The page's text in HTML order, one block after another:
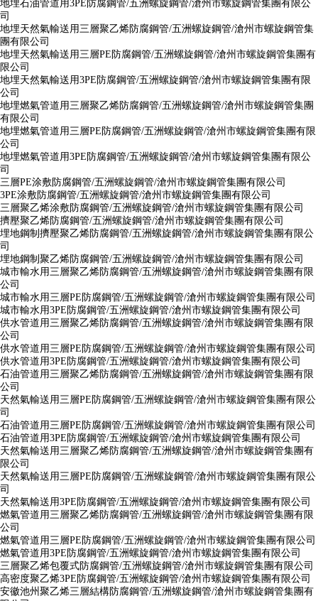
地埋石油管道用3PE防腐鋼管/五洲螺旋鋼管/滄州市螺旋鋼管集團有限公
司
地埋天然氣輸送用三層聚乙烯防腐鋼管/五洲螺旋鋼管/滄州市螺旋鋼管集
團有限公司
地埋天然氣輸送用三層PE防腐鋼管/五洲螺旋鋼管/滄州市螺旋鋼管集團有
限公司
地埋天然氣輸送用3PE防腐鋼管/五洲螺旋鋼管/滄州市螺旋鋼管集團有限
公司
地埋燃氣管道用三層聚乙烯防腐鋼管/五洲螺旋鋼管/滄州市螺旋鋼管集團
有限公司
地埋燃氣管道用三層PE防腐鋼管/五洲螺旋鋼管/滄州市螺旋鋼管集團有限
公司
地埋燃氣管道用3PE防腐鋼管/五洲螺旋鋼管/滄州市螺旋鋼管集團有限公
司
三層PE涂敷防腐鋼管/五洲螺旋鋼管/滄州市螺旋鋼管集團有限公司
3PE涂敷防腐鋼管/五洲螺旋鋼管/滄州市螺旋鋼管集團有限公司
三層聚乙烯涂敷防腐鋼管/五洲螺旋鋼管/滄州市螺旋鋼管集團有限公司
擠壓聚乙烯防腐鋼管/五洲螺旋鋼管/滄州市螺旋鋼管集團有限公司
埋地鋼制擠壓聚乙烯防腐鋼管/五洲螺旋鋼管/滄州市螺旋鋼管集團有限公
司
埋地鋼制聚乙烯防腐鋼管/五洲螺旋鋼管/滄州市螺旋鋼管集團有限公司
城市輸水用三層聚乙烯防腐鋼管/五洲螺旋鋼管/滄州市螺旋鋼管集團有限
公司
城市輸水用三層PE防腐鋼管/五洲螺旋鋼管/滄州市螺旋鋼管集團有限公司
城市輸水用3PE防腐鋼管/五洲螺旋鋼管/滄州市螺旋鋼管集團有限公司
供水管道用三層聚乙烯防腐鋼管/五洲螺旋鋼管/滄州市螺旋鋼管集團有限
公司
供水管道用三層PE防腐鋼管/五洲螺旋鋼管/滄州市螺旋鋼管集團有限公司
供水管道用3PE防腐鋼管/五洲螺旋鋼管/滄州市螺旋鋼管集團有限公司
石油管道用三層聚乙烯防腐鋼管/五洲螺旋鋼管/滄州市螺旋鋼管集團有限
公司
天然氣輸送用三層PE防腐鋼管/五洲螺旋鋼管/滄州市螺旋鋼管集團有限公
司
石油管道用三層PE防腐鋼管/五洲螺旋鋼管/滄州市螺旋鋼管集團有限公司
石油管道用3PE防腐鋼管/五洲螺旋鋼管/滄州市螺旋鋼管集團有限公司
天然氣輸送用三層聚乙烯防腐鋼管/五洲螺旋鋼管/滄州市螺旋鋼管集團有
限公司
天然氣輸送用三層PE防腐鋼管/五洲螺旋鋼管/滄州市螺旋鋼管集團有限公
司
天然氣輸送用3PE防腐鋼管/五洲螺旋鋼管/滄州市螺旋鋼管集團有限公司
燃氣管道用三層聚乙烯防腐鋼管/五洲螺旋鋼管/滄州市螺旋鋼管集團有限
公司
燃氣管道用三層PE防腐鋼管/五洲螺旋鋼管/滄州市螺旋鋼管集團有限公司
燃氣管道用3PE防腐鋼管/五洲螺旋鋼管/滄州市螺旋鋼管集團有限公司
三層聚乙烯包覆式防腐鋼管/五洲螺旋鋼管/滄州市螺旋鋼管集團有限公司
高密度聚乙烯3PE防腐鋼管/五洲螺旋鋼管/滄州市螺旋鋼管集團有限公司
安徽池州聚乙烯三層結構防腐鋼管/五洲螺旋鋼管/滄州市螺旋鋼管集團有